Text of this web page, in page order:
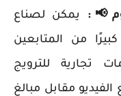
📢
: يمكن لصناع
من المتابعين
تجارية للترويج
مقابل مبالغ